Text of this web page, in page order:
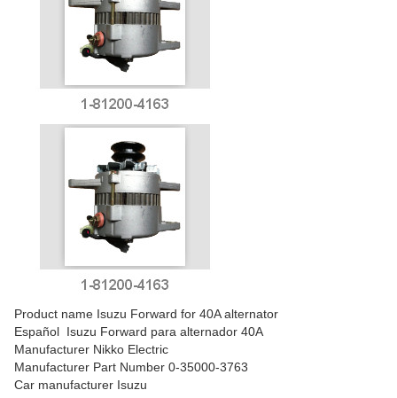
Product name Isuzu Forward for 40A alternator
Español Isuzu Forward para alternador 40A
Manufacturer Nikko Electric
Manufacturer Part Number 0-35000-3763
Car manufacturer Isuzu